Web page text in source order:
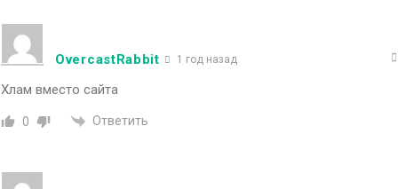
OvercastRabbit 1 год назад
Хлам вместо сайта
0 Ответить